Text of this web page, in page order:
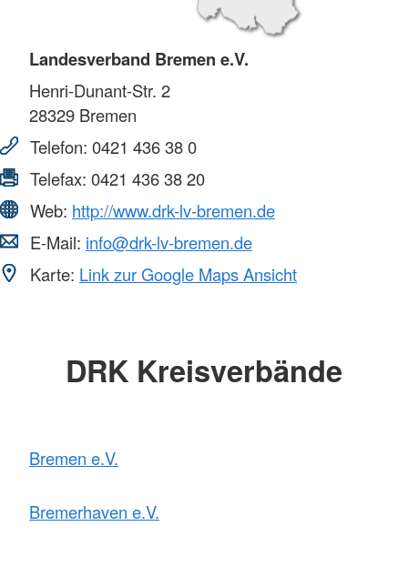
Landesverband Bremen e.V.
Henri-Dunant-Str. 2
28329 Bremen
Telefon: 0421 436 38 0
Telefax: 0421 436 38 20
Web: http://www.drk-lv-bremen.de
E-Mail: info@drk-lv-bremen.de
Karte: Link zur Google Maps Ansicht
DRK Kreisverbände
Bremen e.V.
Bremerhaven e.V.